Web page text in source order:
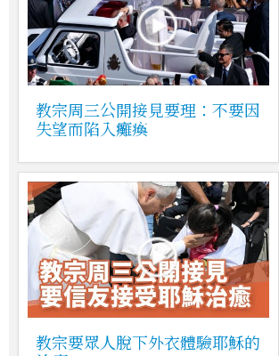
教宗周三公開接見要理：不要因
失望而陷入癱瘓
教宗要眾人脫下外衣體驗耶穌的